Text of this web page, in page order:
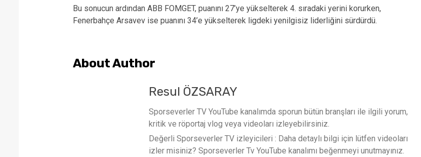
Bu sonucun ardından ABB FOMGET, puanını 27’ye yükselterek 4. sıradaki yerini korurken,
Fenerbahçe Arsavev ise puanını 34’e yükselterek ligdeki yenilgisiz liderliğini sürdürdü.
About Author
Resul ÖZSARAY
Sporseverler TV YouTube kanalımda sporun bütün branşları ile ilgili yorum,
kritik ve röportaj vlog veya videoları izleyebilirsiniz.
Değerli Sporseverler TV izleyicileri : Daha detaylı bilgi için lütfen videoları
izler misiniz? Sporseverler Tv YouTube kanalımı beğenmeyi unutmayınız.